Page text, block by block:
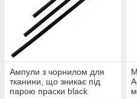
Ампули з чорнилом для
тканини, що зникає під
парою праски black